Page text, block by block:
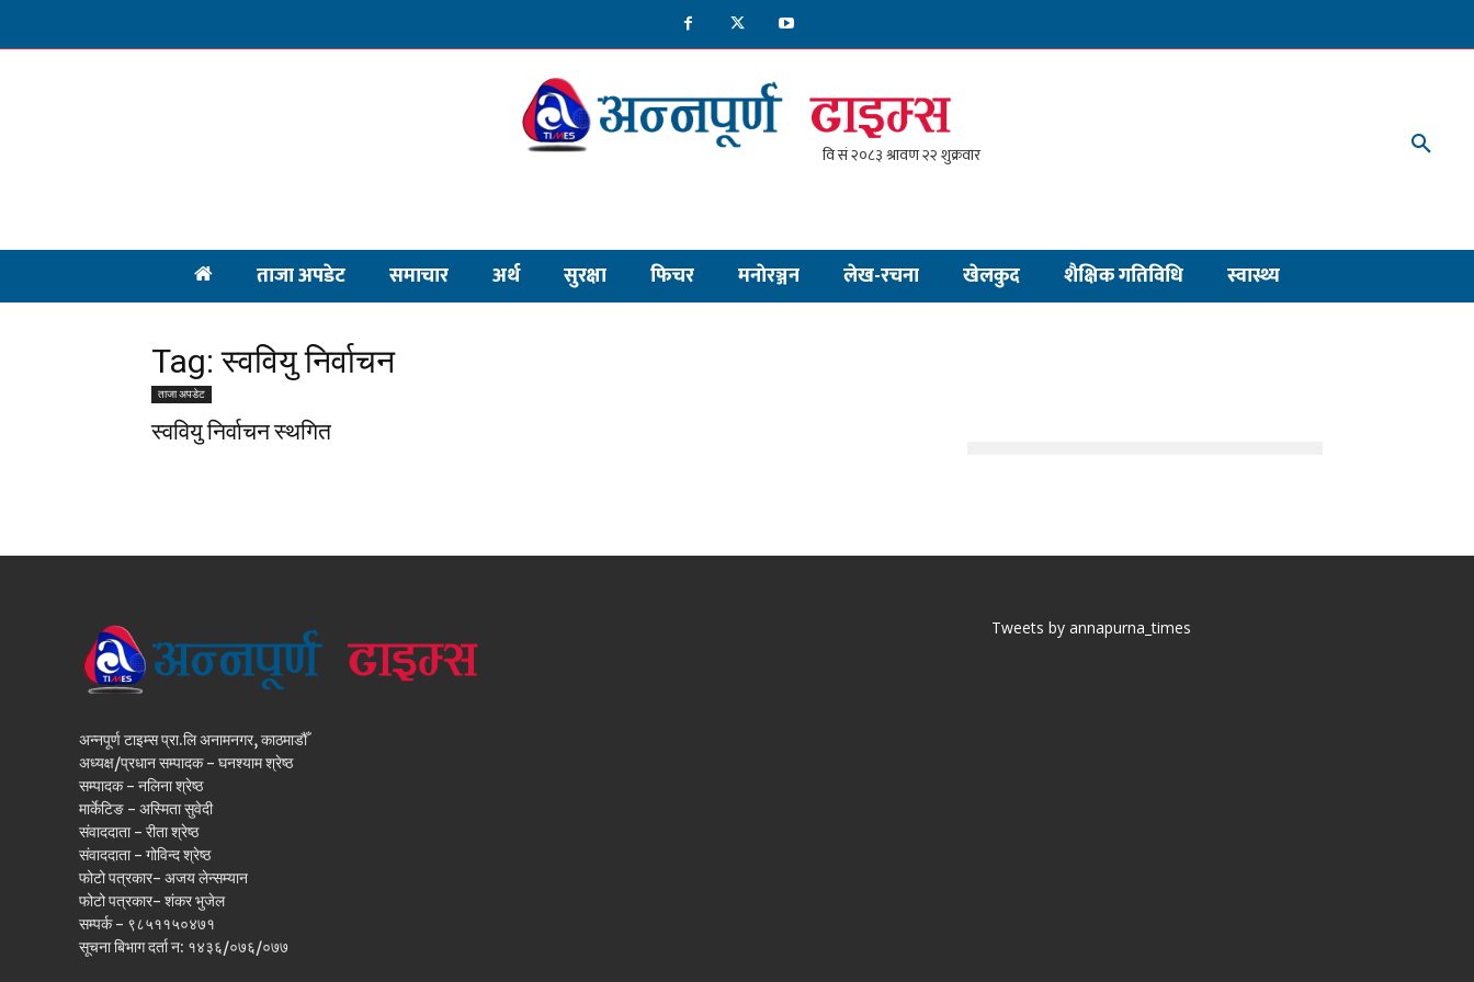
ताजा अपडेट समाचार अर्थ सुरक्षा फिचर मनाेरञ्जन लेख-रचना खेलकुद शैक्षिक गतिविधि स्वास्थ्य
Tag: स्ववियु निर्वाचन
ताजा अपडेट
स्ववियु निर्वाचन स्थगित
अन्नपूर्ण टाइम्स प्रा.लि अनामनगर, काठमाडौँ
अध्यक्ष/प्रधान सम्पादक - घनश्याम श्रेष्ठ
सम्पादक - नलिना श्रेष्ठ
मार्केटिङ - अस्मिता सुवेदी
संवाददाता - रीता श्रेष्ठ
संवाददाता - गोविन्द श्रेष्ठ
फोटो पत्रकार- अजय लेन्सम्यान
फोटो पत्रकार- शंकर भुजेल
सम्पर्क - ९८५११५०४७१
सूचना बिभाग दर्ता न: १४३६/०७६/०७७
Tweets by annapurna_times